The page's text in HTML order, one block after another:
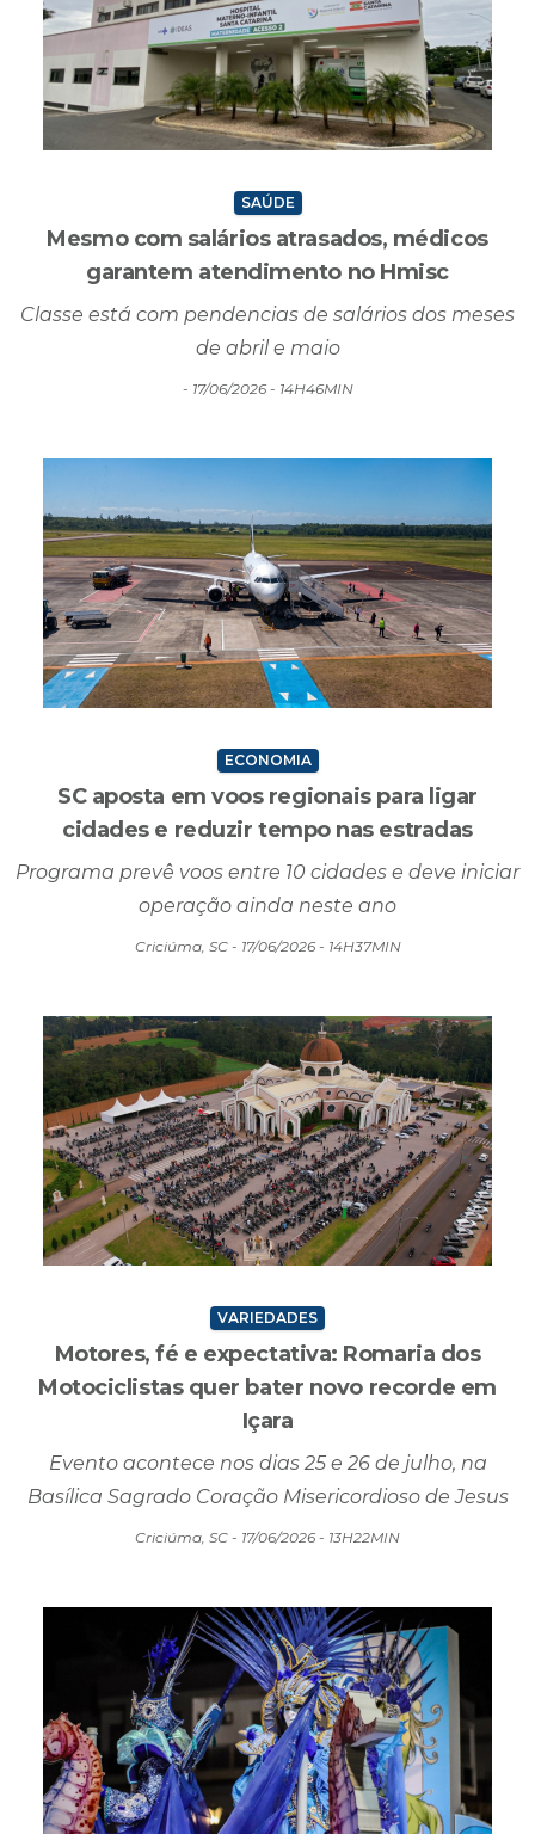
SAÚDE
Mesmo com salários atrasados, médicos
garantem atendimento no Hmisc
Classe está com pendencias de salários dos meses
de abril e maio
- 17/06/2026 - 14H46MIN
ECONOMIA
SC aposta em voos regionais para ligar
cidades e reduzir tempo nas estradas
Programa prevê voos entre 10 cidades e deve iniciar
operação ainda neste ano
Criciúma, SC - 17/06/2026 - 14H37MIN
VARIEDADES
Motores, fé e expectativa: Romaria dos
Motociclistas quer bater novo recorde em
Içara
Evento acontece nos dias 25 e 26 de julho, na
Basílica Sagrado Coração Misericordioso de Jesus
Criciúma, SC - 17/06/2026 - 13H22MIN